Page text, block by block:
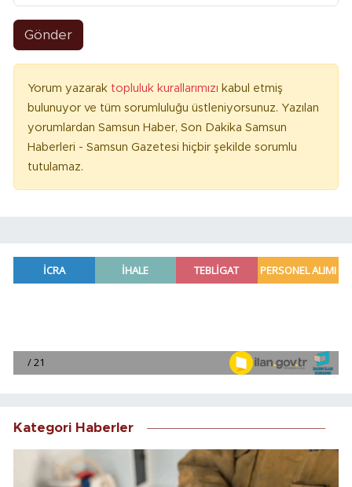
Gönder
Yorum yazarak topluluk kurallarımızı kabul etmiş
bulunuyor ve tüm sorumluluğu üstleniyorsunuz. Yazılan
yorumlardan Samsun Haber, Son Dakika Samsun
Haberleri - Samsun Gazetesi hiçbir şekilde sorumlu
tutulamaz.
Kategori Haberler